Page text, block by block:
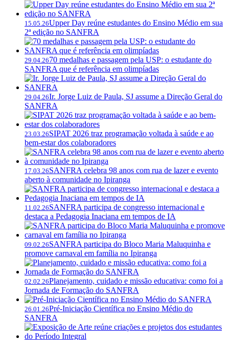
15.05.26Upper Day reúne estudantes do Ensino Médio em sua
2ª edição no SANFRA
29.04.2670 medalhas e passagem pela USP: o estudante do
SANFRA que é referência em olimpíadas
29.04.26Ir. Jorge Luiz de Paula, SJ assume a Direção Geral do
SANFRA
23.03.26SIPAT 2026 traz programação voltada à saúde e ao
bem-estar dos colaboradores
17.03.26SANFRA celebra 98 anos com rua de lazer e evento
aberto à comunidade no Ipiranga
11.02.26SANFRA participa de congresso internacional e
destaca a Pedagogia Inaciana em tempos de IA
09.02.26SANFRA participa do Bloco Maria Maluquinha e
promove carnaval em família no Ipiranga
02.02.26Planejamento, cuidado e missão educativa: como foi a
Jornada de Formação do SANFRA
26.01.26Pré-Iniciação Científica no Ensino Médio do
SANFRA